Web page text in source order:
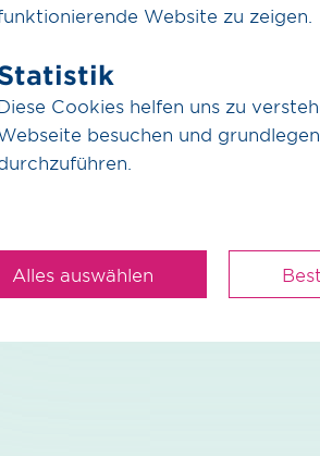
Leitungsbefüllung
Website zu zeigen.
Cookies helfen uns zu
besuchen und
Alles auswählen